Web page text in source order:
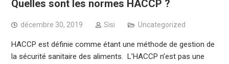
Quelles sont les normes HACCP ?
décembre 30, 2019 Sisi Uncategorized
HACCP est définie comme étant une méthode de gestion de
la sécurité sanitaire des aliments. L’HACCP n’est pas une